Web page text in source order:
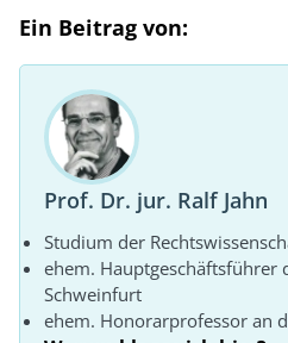
Ein Beitrag von:
Prof. Dr. jur. Ralf Jahn
Studium der
ehem. Hauptgeschäftsführer
Schweinfurt
ehem. Honorarprofessor an